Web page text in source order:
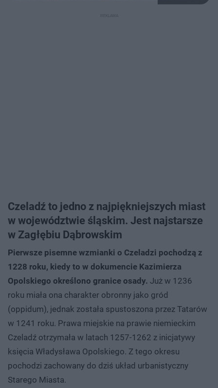
Czeladź to jedno z najpiękniejszych miast
w województwie śląskim. Jest najstarsze
w Zagłębiu Dąbrowskim
Pierwsze pisemne wzmianki o Czeladzi pochodzą z
1228 roku, kiedy to w dokumencie Kazimierza
Opolskiego określono granice osady. Już w 1236
roku miała ona charakter obronny jako gród
(oppidum), jednak została spustoszona przez Tatarów
w 1241 roku. Prawa miejskie na prawie niemieckim
Czeladź otrzymała w latach 1257-1262 z inicjatywy
księcia Władysława Opolskiego. Z tego okresu
pochodzi zachowany do dziś układ urbanistyczny
Starego Miasta.